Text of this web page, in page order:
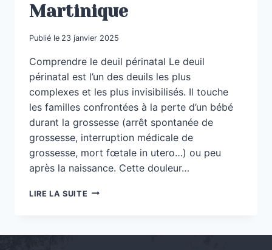
Martinique
Publié le 23 janvier 2025
Comprendre le deuil périnatal Le deuil
périnatal est l’un des deuils les plus
complexes et les plus invisibilisés. Il touche
les familles confrontées à la perte d’un bébé
durant la grossesse (arrêt spontanée de
grossesse, interruption médicale de
grossesse, mort fœtale in utero…) ou peu
après la naissance. Cette douleur…
LIRE LA SUITE ZÉTWAL